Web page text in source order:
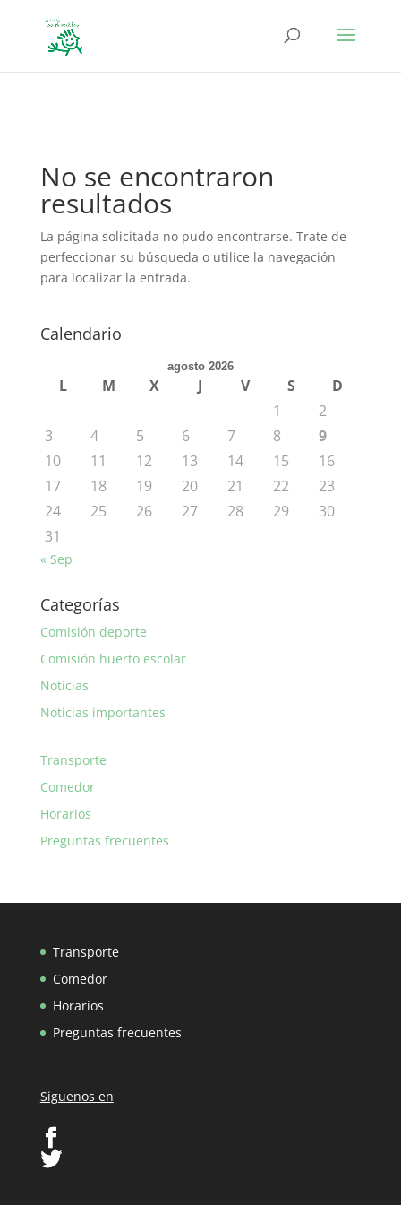
No se encontraron
resultados
La página solicitada no pudo encontrarse. Trate de
perfeccionar su búsqueda o utilice la navegación
para localizar la entrada.
Calendario
agosto 2026
L M X J V S
D
1
2
3
4 5 6 7 8
9
10
11 12 13 14 15
16
17
18 19 20 21 22
23
24
25 26 27 28 29
30
31
« Sep
Categorías
Comisión deporte
Comisión huerto escolar
Noticias
Noticias importantes
Transporte
Comedor
Horarios
Preguntas frecuentes
Transporte
Comedor
Horarios
Preguntas frecuentes
Siguenos en